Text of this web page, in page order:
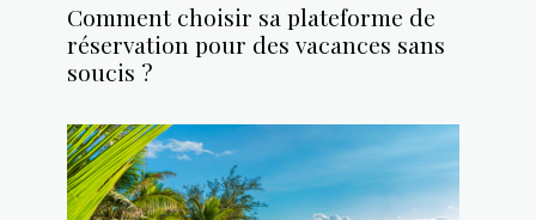
Comment choisir sa plateforme de
réservation pour des vacances sans
soucis ?